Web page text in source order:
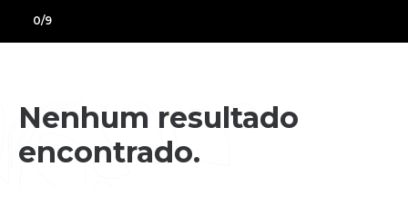
0/9
Nenhum resultado
encontrado.